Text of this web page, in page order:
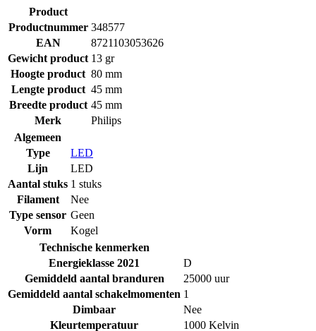
Product
Productnummer 348577
EAN
8721103053626
Gewicht product 13 gr
Hoogte product 80 mm
Lengte product 45 mm
Breedte product 45 mm
Merk
Philips
Algemeen
Type
LED
Lijn
LED
Aantal stuks 1 stuks
Filament
Nee
Type sensor Geen
Vorm
Kogel
Technische kenmerken
Energieklasse 2021
D
Gemiddeld aantal branduren
25000 uur
Gemiddeld aantal schakelmomenten 1
Dimbaar
Nee
Kleurtemperatuur
1000 Kelvin